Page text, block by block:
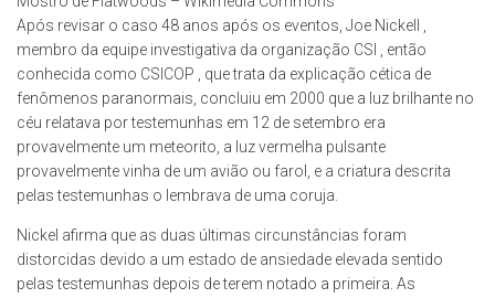
Após revisar o caso 48 anos após os eventos, Joe Nickell ,
membro da equipe investigativa da organização CSI , então
conhecida como CSICOP , que trata da explicação cética de
fenômenos paranormais, concluiu em 2000 que a luz brilhante no
céu relatava por testemunhas em 12 de setembro era
provavelmente um meteorito, a luz vermelha pulsante
provavelmente vinha de um avião ou farol, e a criatura descrita
pelas testemunhas o lembrava de uma coruja.
Nickel afirma que as duas últimas circunstâncias foram
distorcidas devido a um estado de ansiedade elevada sentido
pelas testemunhas depois de terem notado a primeira. As